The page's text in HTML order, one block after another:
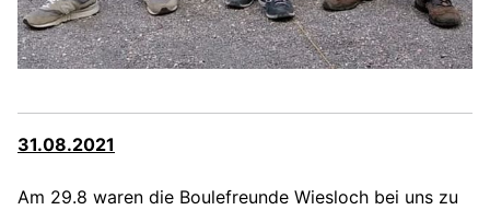
31.08.2021
Am 29.8 waren die Boulefreunde Wiesloch bei uns zu